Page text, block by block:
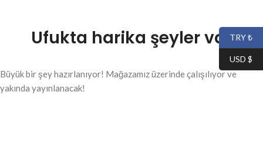
Ufukta harika şeyler var
Büyük bir şey hazırlanıyor! Mağazamız üzerinde çalışılıyor ve
yakında yayınlanacak!
TRY ₺
USD $